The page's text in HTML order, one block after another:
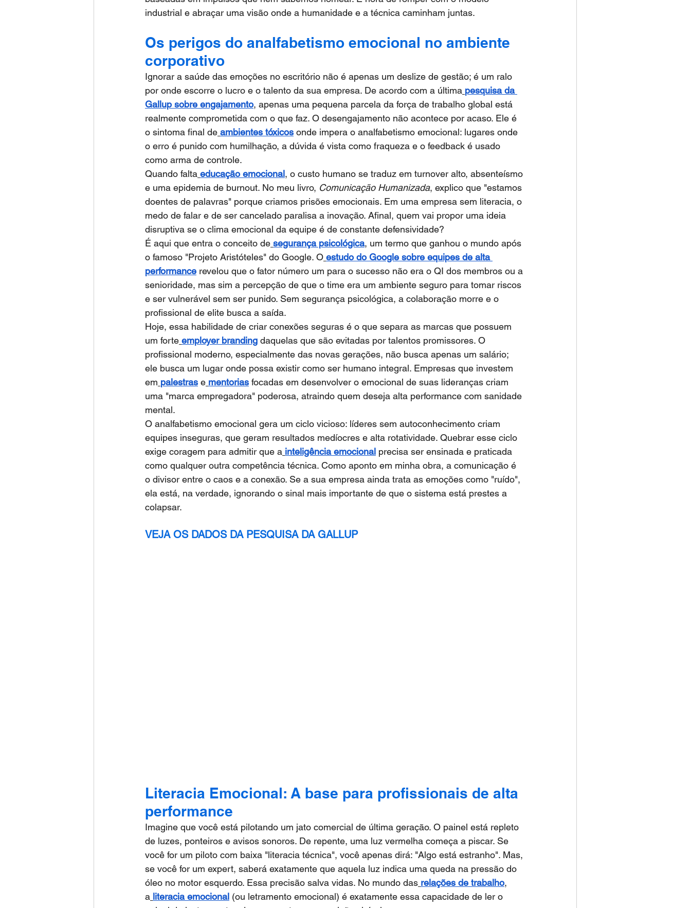
industrial e abraçar uma visão onde a humanidade e a técnica caminham juntas.
Os perigos do analfabetismo emocional no ambiente
corporativo
Ignorar a saúde das emoções no escritório não é apenas um deslize de gestão; é um ralo
por onde escorre o lucro e o talento da sua empresa. De acordo com a última pesquisa da
Gallup sobre engajamento, apenas uma pequena parcela da força de trabalho global está
realmente comprometida com o que faz. O desengajamento não acontece por acaso. Ele é
o sintoma final de ambientes tóxicos onde impera o analfabetismo emocional: lugares onde
o erro é punido com humilhação, a dúvida é vista como fraqueza e o feedback é usado
como arma de controle.
Quando falta educação emocional, o custo humano se traduz em turnover alto, absenteísmo
e uma epidemia de burnout. No meu livro, Comunicação Humanizada, explico que "estamos
doentes de palavras" porque criamos prisões emocionais. Em uma empresa sem literacia, o
medo de falar e de ser cancelado paralisa a inovação. Afinal, quem vai propor uma ideia
disruptiva se o clima emocional da equipe é de constante defensividade?
É aqui que entra o conceito de segurança psicológica, um termo que ganhou o mundo após
o famoso "Projeto Aristóteles" do Google. O estudo do Google sobre equipes de alta
performance revelou que o fator número um para o sucesso não era o QI dos membros ou a
senioridade, mas sim a percepção de que o time era um ambiente seguro para tomar riscos
e ser vulnerável sem ser punido. Sem segurança psicológica, a colaboração morre e o
profissional de elite busca a saída.
Hoje, essa habilidade de criar conexões seguras é o que separa as marcas que possuem
um forte employer branding daquelas que são evitadas por talentos promissores. O
profissional moderno, especialmente das novas gerações, não busca apenas um salário;
ele busca um lugar onde possa existir como ser humano integral. Empresas que investem
em palestras e mentorias focadas em desenvolver o emocional de suas lideranças criam
uma "marca empregadora" poderosa, atraindo quem deseja alta performance com sanidade
mental.
O analfabetismo emocional gera um ciclo vicioso: líderes sem autoconhecimento criam
equipes inseguras, que geram resultados medíocres e alta rotatividade. Quebrar esse ciclo
exige coragem para admitir que a inteligência emocional precisa ser ensinada e praticada
como qualquer outra competência técnica. Como aponto em minha obra, a comunicação é
o divisor entre o caos e a conexão. Se a sua empresa ainda trata as emoções como "ruído",
ela está, na verdade, ignorando o sinal mais importante de que o sistema está prestes a
colapsar.
VEJA OS DADOS DA PESQUISA DA GALLUP
Literacia Emocional: A base para profissionais de alta
performance
Imagine que você está pilotando um jato comercial de última geração. O painel está repleto
de luzes, ponteiros e avisos sonoros. De repente, uma luz vermelha começa a piscar. Se
você for um piloto com baixa "literacia técnica", você apenas dirá: "Algo está estranho". Mas,
se você for um expert, saberá exatamente que aquela luz indica uma queda na pressão do
óleo no motor esquerdo. Essa precisão salva vidas. No mundo das relações de trabalho,
a literacia emocional (ou letramento emocional) é exatamente essa capacidade de ler o